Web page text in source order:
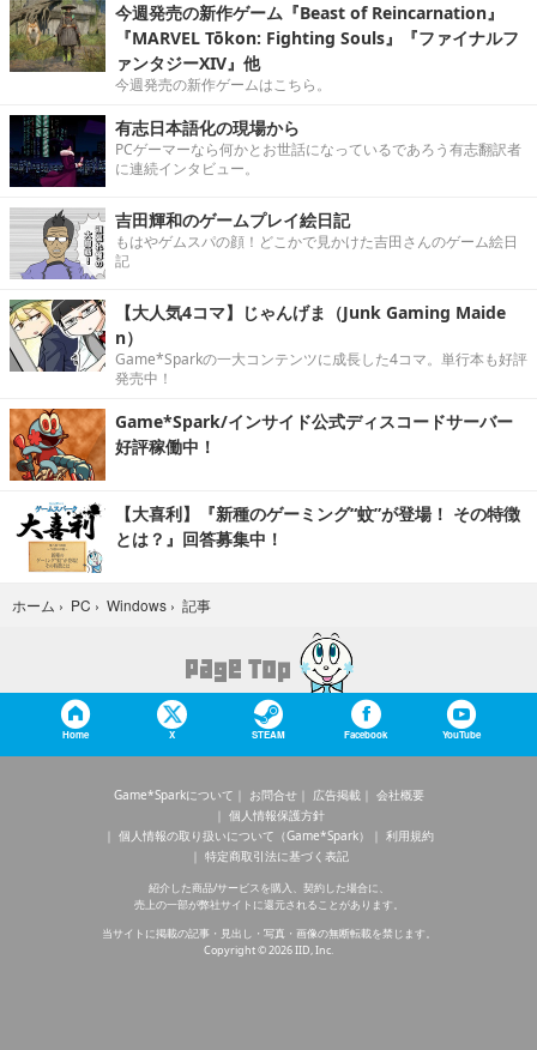
今週発売の新作ゲーム『Beast of Reincarnation』
『MARVEL Tōkon: Fighting Souls』『ファイナルフ
ァンタジーXIV』他
今週発売の新作ゲームはこちら。
有志日本語化の現場から
PCゲーマーなら何かとお世話になっているであろう有志翻訳者
に連続インタビュー。
吉田輝和のゲームプレイ絵日記
もはやゲムスパの顔！どこかで見かけた吉田さんのゲーム絵日
記
【大人気4コマ】じゃんげま（Junk Gaming Maide
n）
Game*Sparkの一大コンテンツに成長した4コマ。単行本も好評
発売中！
Game*Spark/インサイド公式ディスコードサーバー
好評稼働中！
【大喜利】『新種のゲーミング“蚊”が登場！ その特徴
とは？』回答募集中！
ホーム › PC › Windows › 記事
Home X STEAM Facebook YouTube
Game*Sparkについて お問合せ 広告掲載
会社概要
個人情報保護方針
個人情報の取り扱いについて（Game*Spark）
利用規約
特定商取引法に基づく表記
紹介した商品/サービスを購入、契約した場合に、
売上の一部が弊社サイトに還元されることがあります。
当サイトに掲載の記事・見出し・写真・画像の無断転載を禁じます。
Copyright © 2026 IID, Inc.